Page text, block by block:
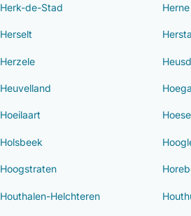
Herk-de-Stad Herne
Herselt
Herzele
Heuvelland
Hoeilaart
Holsbeek
Hoogstraten
Houthalen-Helchteren